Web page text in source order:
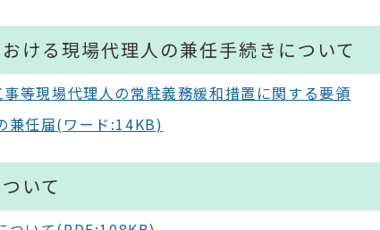
ける現場代理人の兼任手続きについて
等現場代理人の常駐義務緩和措置に関する要領
兼任届(ワード:14KB)
いて